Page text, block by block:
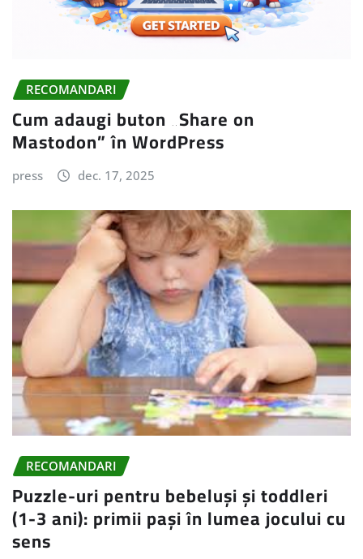
RECOMANDARI
Cum adaugi buton „Share on
Mastodon” în WordPress
press dec. 17, 2025
RECOMANDARI
Puzzle-uri pentru bebeluși și toddleri
(1-3 ani): primii pași în lumea jocului cu
sens